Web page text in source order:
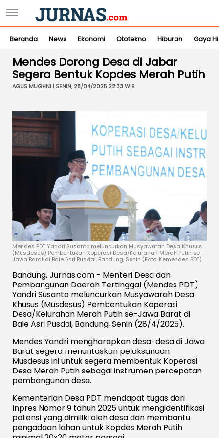
Beranda News Ekonomi Ototekno Hiburan Gaya
Mendes Dorong Desa di Jabar
Segera Bentuk Kopdes Merah Putih
AGUS MUGHNI | SENIN, 28/04/2025 22:33 WIB
Mendes PDT Yandri Susanto meluncurkan Musyawarah Desa Khusus
(Musdesus) Pembentukan Koperasi Desa/Kelurahan Merah Putih se-
Jawa Barat di Bale Asri Pusdai, Bandung, Senin (Foto: Kemendes PDT)
Bandung, Jurnas.com - Menteri Desa dan
Pembangunan Daerah Tertinggal (Mendes PDT)
Yandri Susanto meluncurkan Musyawarah Desa
Khusus (Musdesus) Pembentukan Koperasi
Desa/Kelurahan Merah Putih se-Jawa Barat di
Bale Asri Pusdai, Bandung, Senin (28/4/2025).
Mendes Yandri mengharapkan desa-desa di Jawa
Barat segera menuntaskan pelaksanaan
Musdesus ini untuk segera membentuk Koperasi
Desa Merah Putih sebagai instrumen percepatan
pembangunan desa.
Kementerian Desa PDT mendapat tugas dari
Inpres Nomor 9 tahun 2025 untuk mengidentifikasi
potensi yang dimiliki oleh desa dan membantu
pengadaan lahan untuk Kopdes Merah Putih